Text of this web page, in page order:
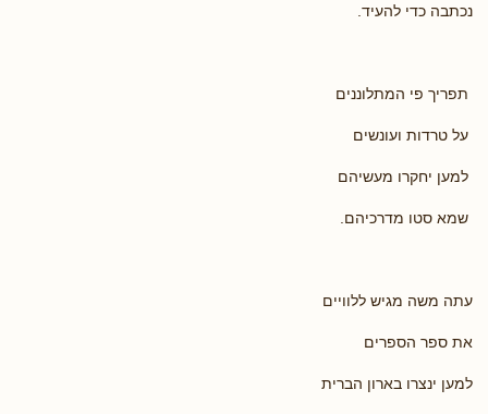
נכתבה כדי להעיד.
תפריך פי המתלוננים
על טרדות ועונשים
למען יחקרו מעשיהם
שמא סטו מדרכיהם.
עתה משה מגיש ללוויים
את ספר הספרים
למען ינצרו בארון הברית